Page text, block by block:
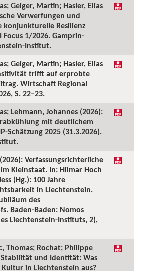
Geiger, Martin; Hasler, Elias
Verwerfungen und
konjunkturelle Resilienz
Focus 1/2026. Gamprin-
Institut.
Geiger, Martin; Hasler, Elias
trifft auf erprobte
Wirtschaft Regional
S. 22–23.
Lehmann, Johannes (2026):
mit deutlichem
Schätzung 2025 (31.3.2026).
Verfassungsrichterliche
Kleinstaat. In: Hilmar Hoch
(Hg.): 100 Jahre
in Liechtenstein.
des
Baden-Baden: Nomos
Liechtenstein-Instituts, 2),
Thomas; Rochat; Philippe
Stabilität und Identität: Was
in Liechtenstein aus?